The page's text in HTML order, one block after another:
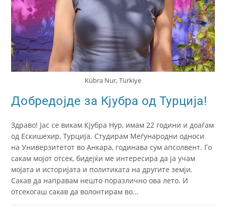
Kübra Nur, Türkiye
Добредојде за Кјубра од Турција!
Здраво! Јас се викам Кјубра Нур, имам 22 години и доаѓам
од Ескишехир, Турција. Студирам Меѓународни односи
на Универзитетот во Анкара, годинава сум апсолвент. Го
сакам мојот отсек, бидејќи ме интересира да ја учам
мојата и историјата и политиката на другите земји.
Сакав да направам нешто поразлично ова лето. И
отсекогаш сакав да волонтирам во…